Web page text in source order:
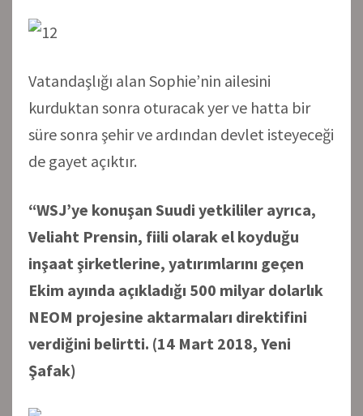
Vatandaşlığı alan Sophie’nin ailesini
kurduktan sonra oturacak yer ve hatta bir
süre sonra şehir ve ardından devlet isteyeceği
de gayet açıktır.
“WSJ’ye konuşan Suudi yetkililer ayrıca,
Veliaht Prensin, fiili olarak el koyduğu
inşaat şirketlerine, yatırımlarını geçen
Ekim ayında açıkladığı 500 milyar dolarlık
NEOM projesine aktarmaları direktifini
verdiğini belirtti. (14 Mart 2018, Yeni
Şafak)